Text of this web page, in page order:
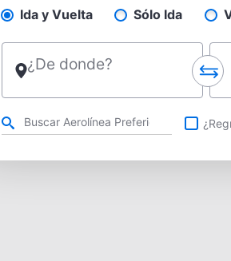
Pick your flight type
Ida y Vuelta Sólo Ida
¿De donde?
Refina tu búsqueda por aerolínea, ciudad o